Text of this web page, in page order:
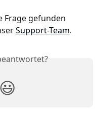
Frage gefunden
Support-Team.
😃